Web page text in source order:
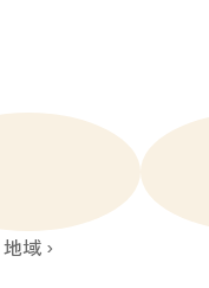
地域 ›